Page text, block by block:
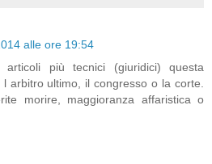
alle ore 19:54
più tecnici (giuridici) questa
arbitro ultimo, il congresso o la corte.
morire, maggioranza affaristica o